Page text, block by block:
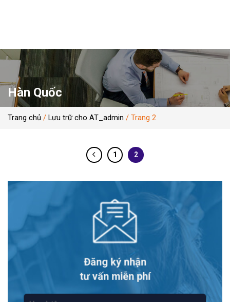
Hàn Quốc
Trang chủ / Lưu trữ cho AT_admin / Trang 2
1 2
Đăng ký nhận
tư vấn miễn phí